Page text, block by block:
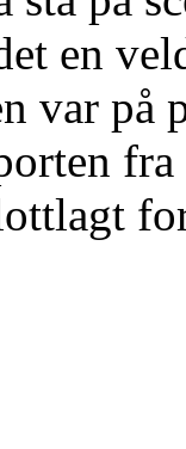
en
var på